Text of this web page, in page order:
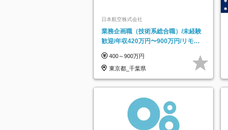
日本航空株式会社
業務企画職（技術系総合職）/未経験
歓迎/年収420万円〜900万円/リモー
400～900万円
東京都_千葉県